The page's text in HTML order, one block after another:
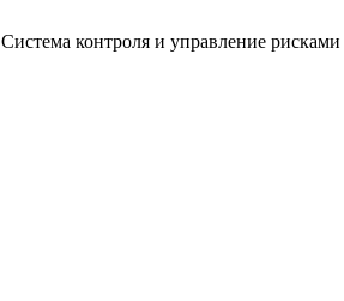
Система контроля и управление рисками